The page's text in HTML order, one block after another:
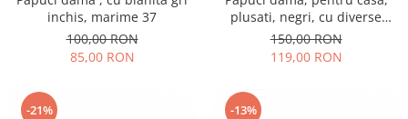
inchis, marime 37
100,00 RON
85,00 RON
plusati, negri, cu diverse
aplicatii haioase, marime 38
150,00 RON
119,00 RON
-21% -13%